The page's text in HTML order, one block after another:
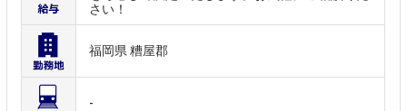
さい！
福岡県 糟屋郡
-